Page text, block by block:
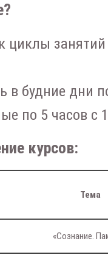
циклы
в будние дни
по 5 часов с
курсов:
Тема
«Сознание.